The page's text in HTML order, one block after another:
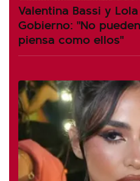
Valentina Bassi y
Gobierno: "No
piensa como ellos"